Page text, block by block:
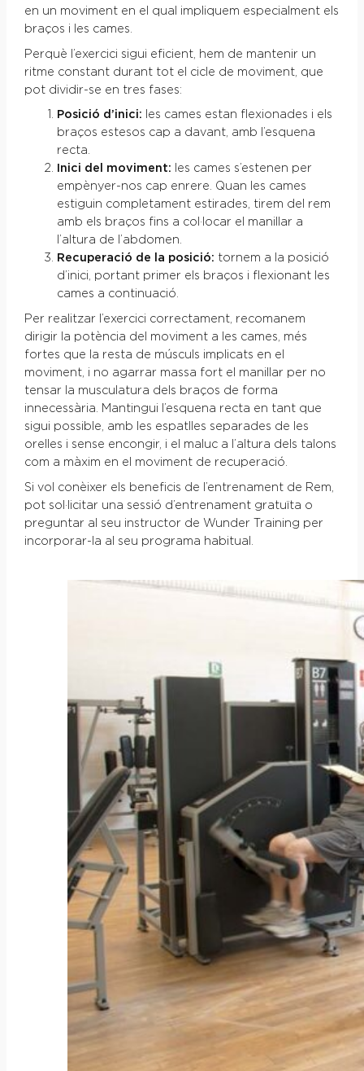
en un moviment en el qual impliquem especialment els
braços i les cames.
Perquè l’exercici sigui eficient, hem de mantenir un
ritme constant durant tot el cicle de moviment, que
pot dividir-se en tres fases:
Posició d’inici: les cames estan flexionades i els
braços estesos cap a davant, amb l’esquena
recta.
Inici del moviment: les cames s’estenen per
empènyer-nos cap enrere. Quan les cames
estiguin completament estirades, tirem del rem
amb els braços fins a col·locar el manillar a
l’altura de l’abdomen.
Recuperació de la posició: tornem a la posició
d’inici, portant primer els braços i flexionant les
cames a continuació.
Per realitzar l’exercici correctament, recomanem
dirigir la potència del moviment a les cames, més
fortes que la resta de músculs implicats en el
moviment, i no agarrar massa fort el manillar per no
tensar la musculatura dels braços de forma
innecessària. Mantingui l’esquena recta en tant que
sigui possible, amb les espatlles separades de les
orelles i sense encongir, i el maluc a l’altura dels talons
com a màxim en el moviment de recuperació.
Si vol conèixer els beneficis de l’entrenament de Rem,
pot sol·licitar una sessió d’entrenament gratuïta o
preguntar al seu instructor de Wunder Training per
incorporar-la al seu programa habitual.